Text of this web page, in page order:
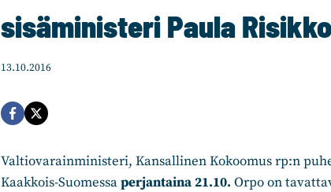
sisäministeri Paula
13.10.2016
Valtiovarainministeri, Kansallinen Kokoomus rp:n
Kaakkois-Suomessaperjantaina 21.10. Orpo on